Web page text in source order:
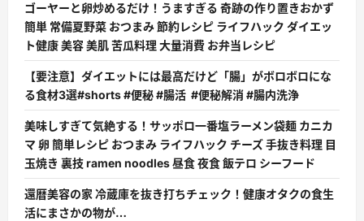
ゴーヤーと卵炒めるだけ！うますぎる 奇跡の作り置きおかず
簡単 常備夏野菜 おつまみ 節約レシピ ライフハック ダイエッ
ト健康 美容 美肌 苦瓜料理 大量消費 お弁当レシピ
【要注意】ダイエットには最高だけど「腸」がボロボロにな
る食材3選#shorts #便秘 #腸活 #便秘解消 #腸内洗浄
美味しすぎて気絶する！サッポロ一番塩ラーメン袋麺 カニカ
マ 卵 簡単レシピ おつまみ ライフハック チーズ 手抜き料理 目
玉焼き 裏技 ramen noodles 昼食 夜食 飯テロ シーフード
還暦美容の家 冷蔵庫を抜き打ちチェック！健康オタクの食生
活にまさかの物が…